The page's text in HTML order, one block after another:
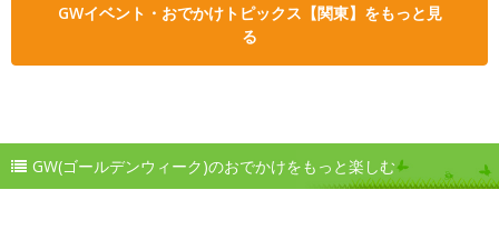
GWイベント・おでかけトピックス【関東】をもっと見
る
GW(ゴールデンウィーク)のおでかけをもっと楽しむ